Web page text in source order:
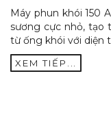
Máy phun khói 150
sương cực nhỏ, tạo
từ ống khói với diện
XEM TIẾP...